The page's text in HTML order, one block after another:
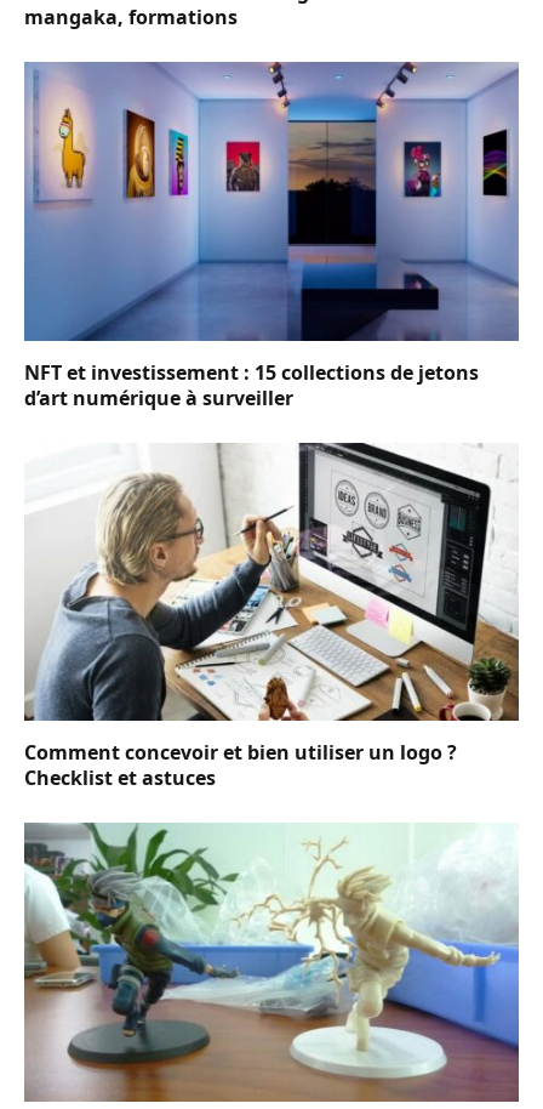
mangaka, formations
NFT et investissement : 15 collections de jetons
d’art numérique à surveiller
Comment concevoir et bien utiliser un logo ?
Checklist et astuces